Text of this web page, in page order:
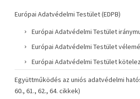
Európai Adatvédelmi Testület (EDPB)
Európai Adatvédelmi Testület
Európai Adatvédelmi Testület
Európai Adatvédelmi Testület
Együttműködés az uniós adatvédelmi
60., 61., 62., 64. cikkek)